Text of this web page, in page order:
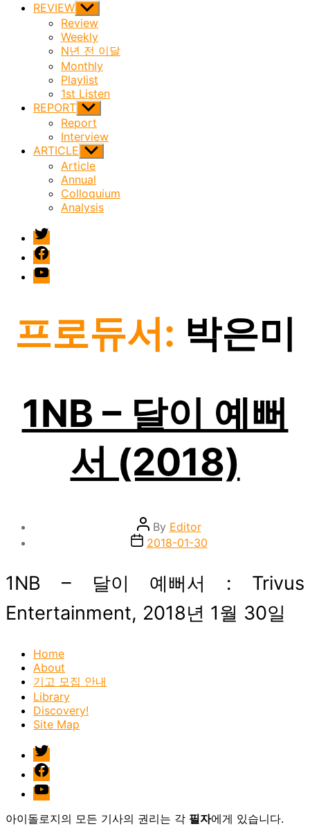
REVIEW Show
sub
menu
Review
Weekly
N년 전 이달
Monthly
Playlist
1st Listen
REPORT Show
sub
menu
Report
Interview
ARTICLE Show
sub
menu
Article
Annual
Colloquium
Analysis
twitter
facebook
Youtube
프로듀서: 박은미
1NB – 달이 예뻐
서 (2018)
Post
author
By Editor
Post2018-01-30
1NB – 달이 예뻐서 : Trivus
Entertainment, 2018년 1월 30일
Home
About
기고 모집 안내
Library
Discovery!
Site Map
twitter
facebook
Youtube
아이돌로지의 모든 기사의 권리는 각 필자에게 있습니다.